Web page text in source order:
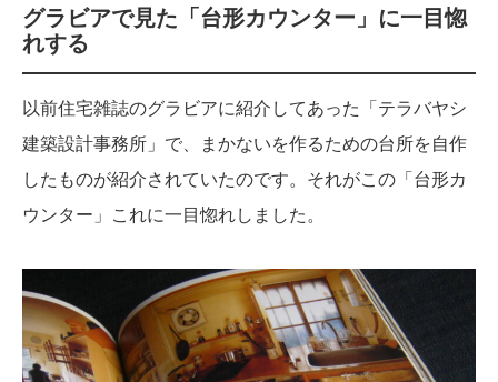
グラビアで見た「台形カウンター」に一目惚
れする
以前住宅雑誌のグラビアに紹介してあった「テラバヤシ
建築設計事務所」で、まかないを作るための台所を自作
したものが紹介されていたのです。それがこの「台形カ
ウンター」これに一目惚れしました。